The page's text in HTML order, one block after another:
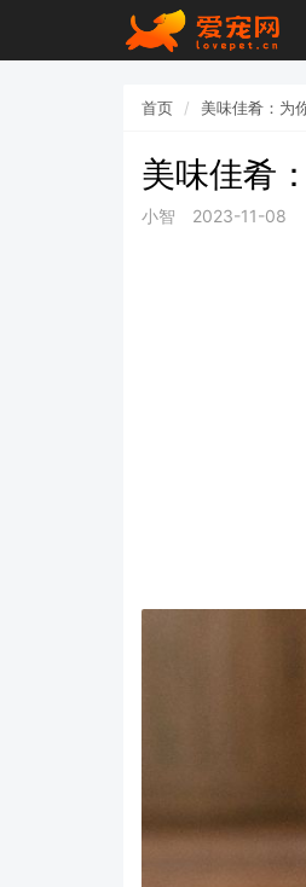
首页 美味佳肴：为
美味佳肴
小智 2023-11-08